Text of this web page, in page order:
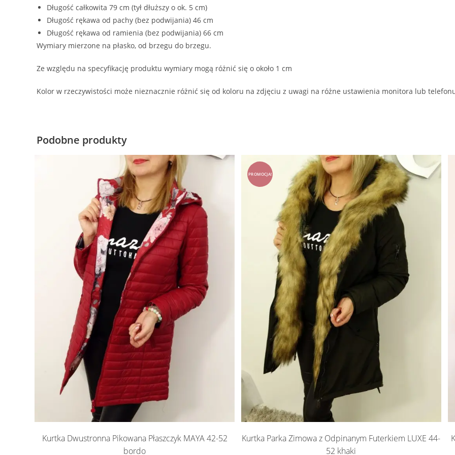
Długość całkowita 79 cm (tył dłuższy o ok. 5 cm)
Długość rękawa od pachy (bez podwijania) 46 cm
Długość rękawa od ramienia (bez podwijania) 66 cm
Wymiary mierzone na płasko, od brzegu do brzegu.
Ze względu na specyfikację produktu wymiary mogą różnić się o około 1 cm
Kolor w rzeczywistości może nieznacznie różnić się od koloru na zdjęciu z uwagi na różne ustawienia monitora lub
Podobne produkty
Kurtka Dwustronna Pikowana Płaszczyk MAYA 42-52
bordo
PROMOCJA!
Kurtka Parka Zimowa z Odpinanym Futerkiem LUXE 44-
52 khaki